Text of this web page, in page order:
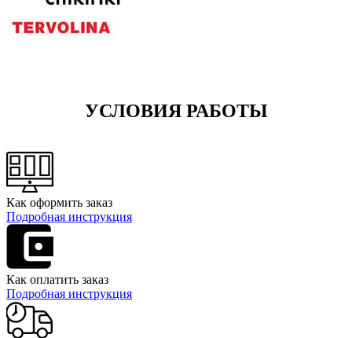
УСЛОВИЯ РАБОТЫ
Как оформить заказ
Подробная инструкция
Как оплатить заказ
Подробная инструкция